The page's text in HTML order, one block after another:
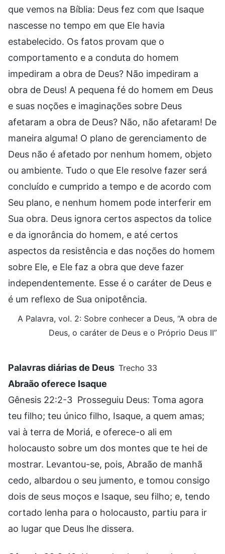
que vemos na Bíblia: Deus fez com que Isaque
nascesse no tempo em que Ele havia
estabelecido. Os fatos provam que o
comportamento e a conduta do homem
impediram a obra de Deus? Não impediram a
obra de Deus! A pequena fé do homem em Deus
e suas noções e imaginações sobre Deus
afetaram a obra de Deus? Não, não afetaram! De
maneira alguma! O plano de gerenciamento de
Deus não é afetado por nenhum homem, objeto
ou ambiente. Tudo o que Ele resolve fazer será
concluído e cumprido a tempo e de acordo com
Seu plano, e nenhum homem pode interferir em
Sua obra. Deus ignora certos aspectos da tolice
e da ignorância do homem, e até certos
aspectos da resistência e das noções do homem
sobre Ele, e Ele faz a obra que deve fazer
independentemente. Esse é o caráter de Deus e
é um reflexo de Sua onipotência.
A Palavra, vol. 2: Sobre conhecer a Deus, “A obra de
Deus, o caráter de Deus e o Próprio Deus II”
Palavras diárias de Deus Trecho 33
Abraão oferece Isaque
Gênesis 22:2-3 Prosseguiu Deus: Toma agora
teu filho; teu único filho, Isaque, a quem amas;
vai à terra de Moriá, e oferece-o ali em
holocausto sobre um dos montes que te hei de
mostrar. Levantou-se, pois, Abraão de manhã
cedo, albardou o seu jumento, e tomou consigo
dois de seus moços e Isaque, seu filho; e, tendo
cortado lenha para o holocausto, partiu para ir
ao lugar que Deus lhe dissera.